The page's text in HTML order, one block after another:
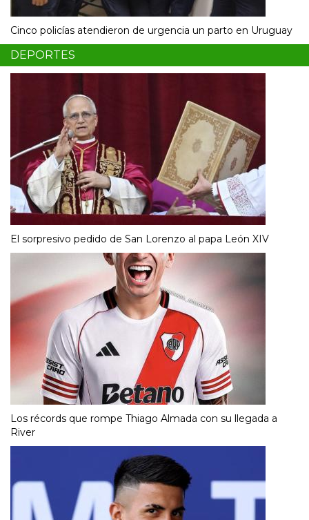
Cinco policías atendieron de urgencia un parto en Uruguay
DEPORTES
El sorpresivo pedido de San Lorenzo al papa León XIV
Los récords que rompe Thiago Almada con su llegada a
River